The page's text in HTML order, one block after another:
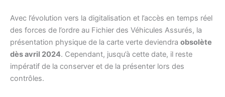
Avec l’évolution vers la digitalisation et l’accès en temps réel
des forces de l’ordre au Fichier des Véhicules Assurés, la
présentation physique de la carte verte deviendra obsolète
dès avril 2024. Cependant, jusqu’à cette date, il reste
impératif de la conserver et de la présenter lors des
contrôles.